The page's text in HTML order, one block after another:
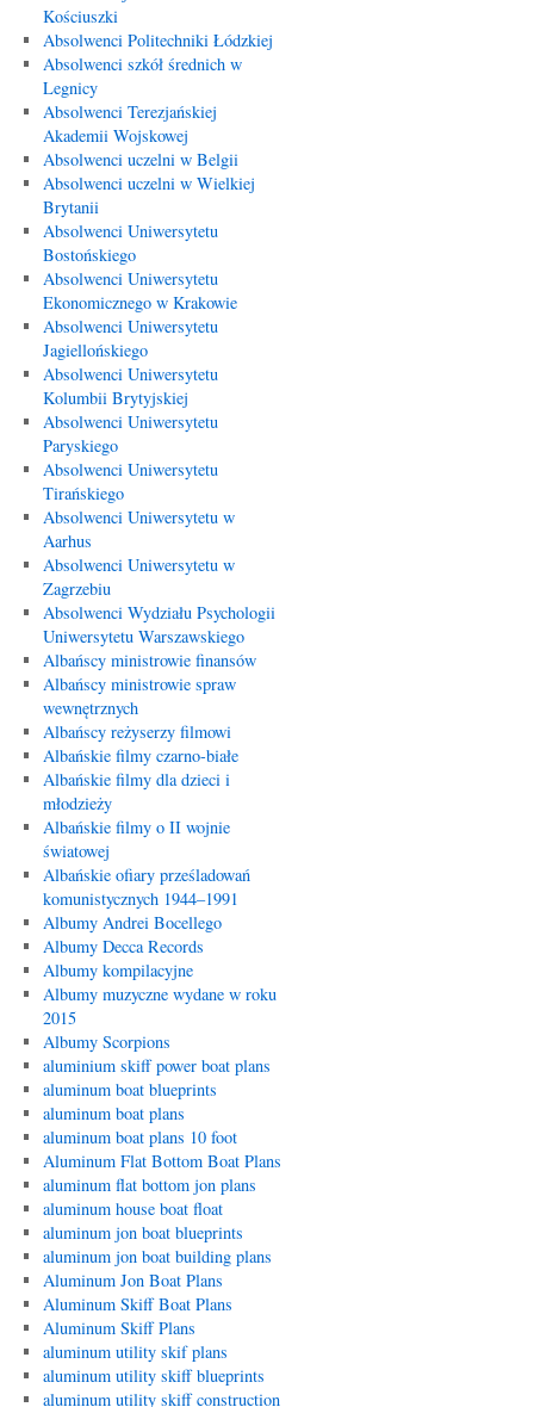
Kościuszki
Absolwenci Politechniki Łódzkiej
Absolwenci szkół średnich w
Legnicy
Absolwenci Terezjańskiej
Akademii Wojskowej
Absolwenci uczelni w Belgii
Absolwenci uczelni w Wielkiej
Brytanii
Absolwenci Uniwersytetu
Bostońskiego
Absolwenci Uniwersytetu
Ekonomicznego w Krakowie
Absolwenci Uniwersytetu
Jagiellońskiego
Absolwenci Uniwersytetu
Kolumbii Brytyjskiej
Absolwenci Uniwersytetu
Paryskiego
Absolwenci Uniwersytetu
Tirańskiego
Absolwenci Uniwersytetu w
Aarhus
Absolwenci Uniwersytetu w
Zagrzebiu
Absolwenci Wydziału Psychologii
Uniwersytetu Warszawskiego
Albańscy ministrowie finansów
Albańscy ministrowie spraw
wewnętrznych
Albańscy reżyserzy filmowi
Albańskie filmy czarno-białe
Albańskie filmy dla dzieci i
młodzieży
Albańskie filmy o II wojnie
światowej
Albańskie ofiary prześladowań
komunistycznych 1944–1991
Albumy Andrei Bocellego
Albumy Decca Records
Albumy kompilacyjne
Albumy muzyczne wydane w roku
2015
Albumy Scorpions
aluminium skiff power boat plans
aluminum boat blueprints
aluminum boat plans
aluminum boat plans 10 foot
Aluminum Flat Bottom Boat Plans
aluminum flat bottom jon plans
aluminum house boat float
aluminum jon boat blueprints
aluminum jon boat building plans
Aluminum Jon Boat Plans
Aluminum Skiff Boat Plans
Aluminum Skiff Plans
aluminum utility skif plans
aluminum utility skiff blueprints
aluminum utility skiff construction